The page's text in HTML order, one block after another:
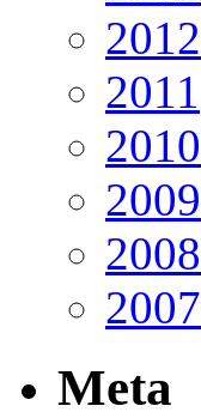
2012
2011
2010
2009
2008
2007
Meta